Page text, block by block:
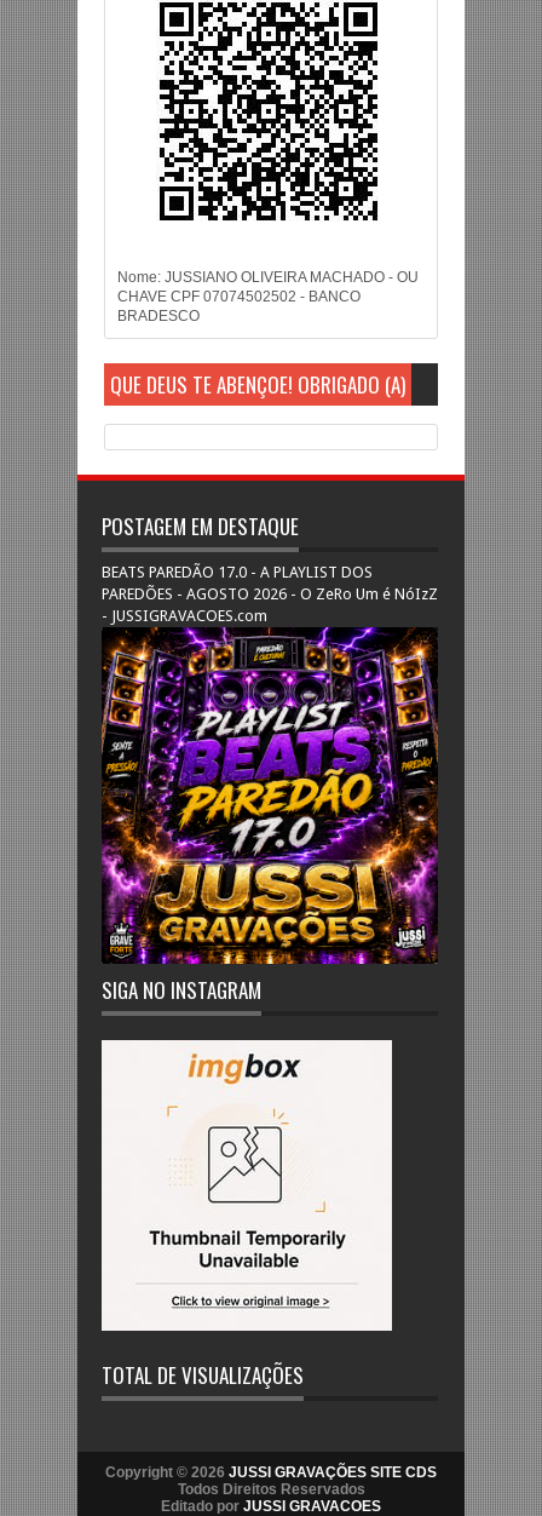
Nome: JUSSIANO OLIVEIRA MACHADO - OU
CHAVE CPF 07074502502 - BANCO
BRADESCO
QUE DEUS TE ABENÇOE! OBRIGADO (A)
POSTAGEM EM DESTAQUE
BEATS PAREDÃO 17.0 - A PLAYLIST DOS
PAREDÕES - AGOSTO 2026 - O ZeRo Um é NóIzZ
- JUSSIGRAVACOES.com
SIGA NO INSTAGRAM
TOTAL DE VISUALIZAÇÕES
Copyright © 2026 JUSSI GRAVAÇÕES SITE CDS
Todos Direitos Reservados
Editado por JUSSI GRAVACOES